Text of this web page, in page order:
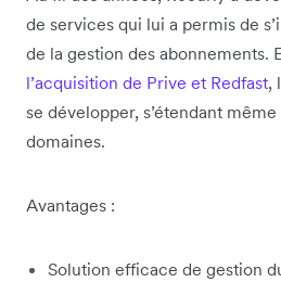
de services qui lui a permis de
de la gestion des abonnements.
l’acquisition de Prive et Redfast,
se développer, s’étendant
domaines.
Avantages :
Solution efficace de gestion